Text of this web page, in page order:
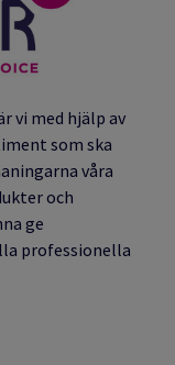
vi med hjälp av
som ska
våra
och
ge
professionella